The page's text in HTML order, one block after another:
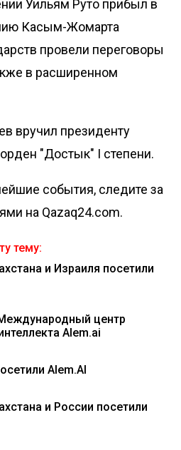
Уильям Руто прибыл в
Касым-Жомарта
провели переговоры
в расширенном
вручил президенту
орден "Достык" I степени.
события, следите за
на Qazaq24.com.
тему:
и Израиля посетили
центр
Alem.ai
Alem.AI
и России посетили